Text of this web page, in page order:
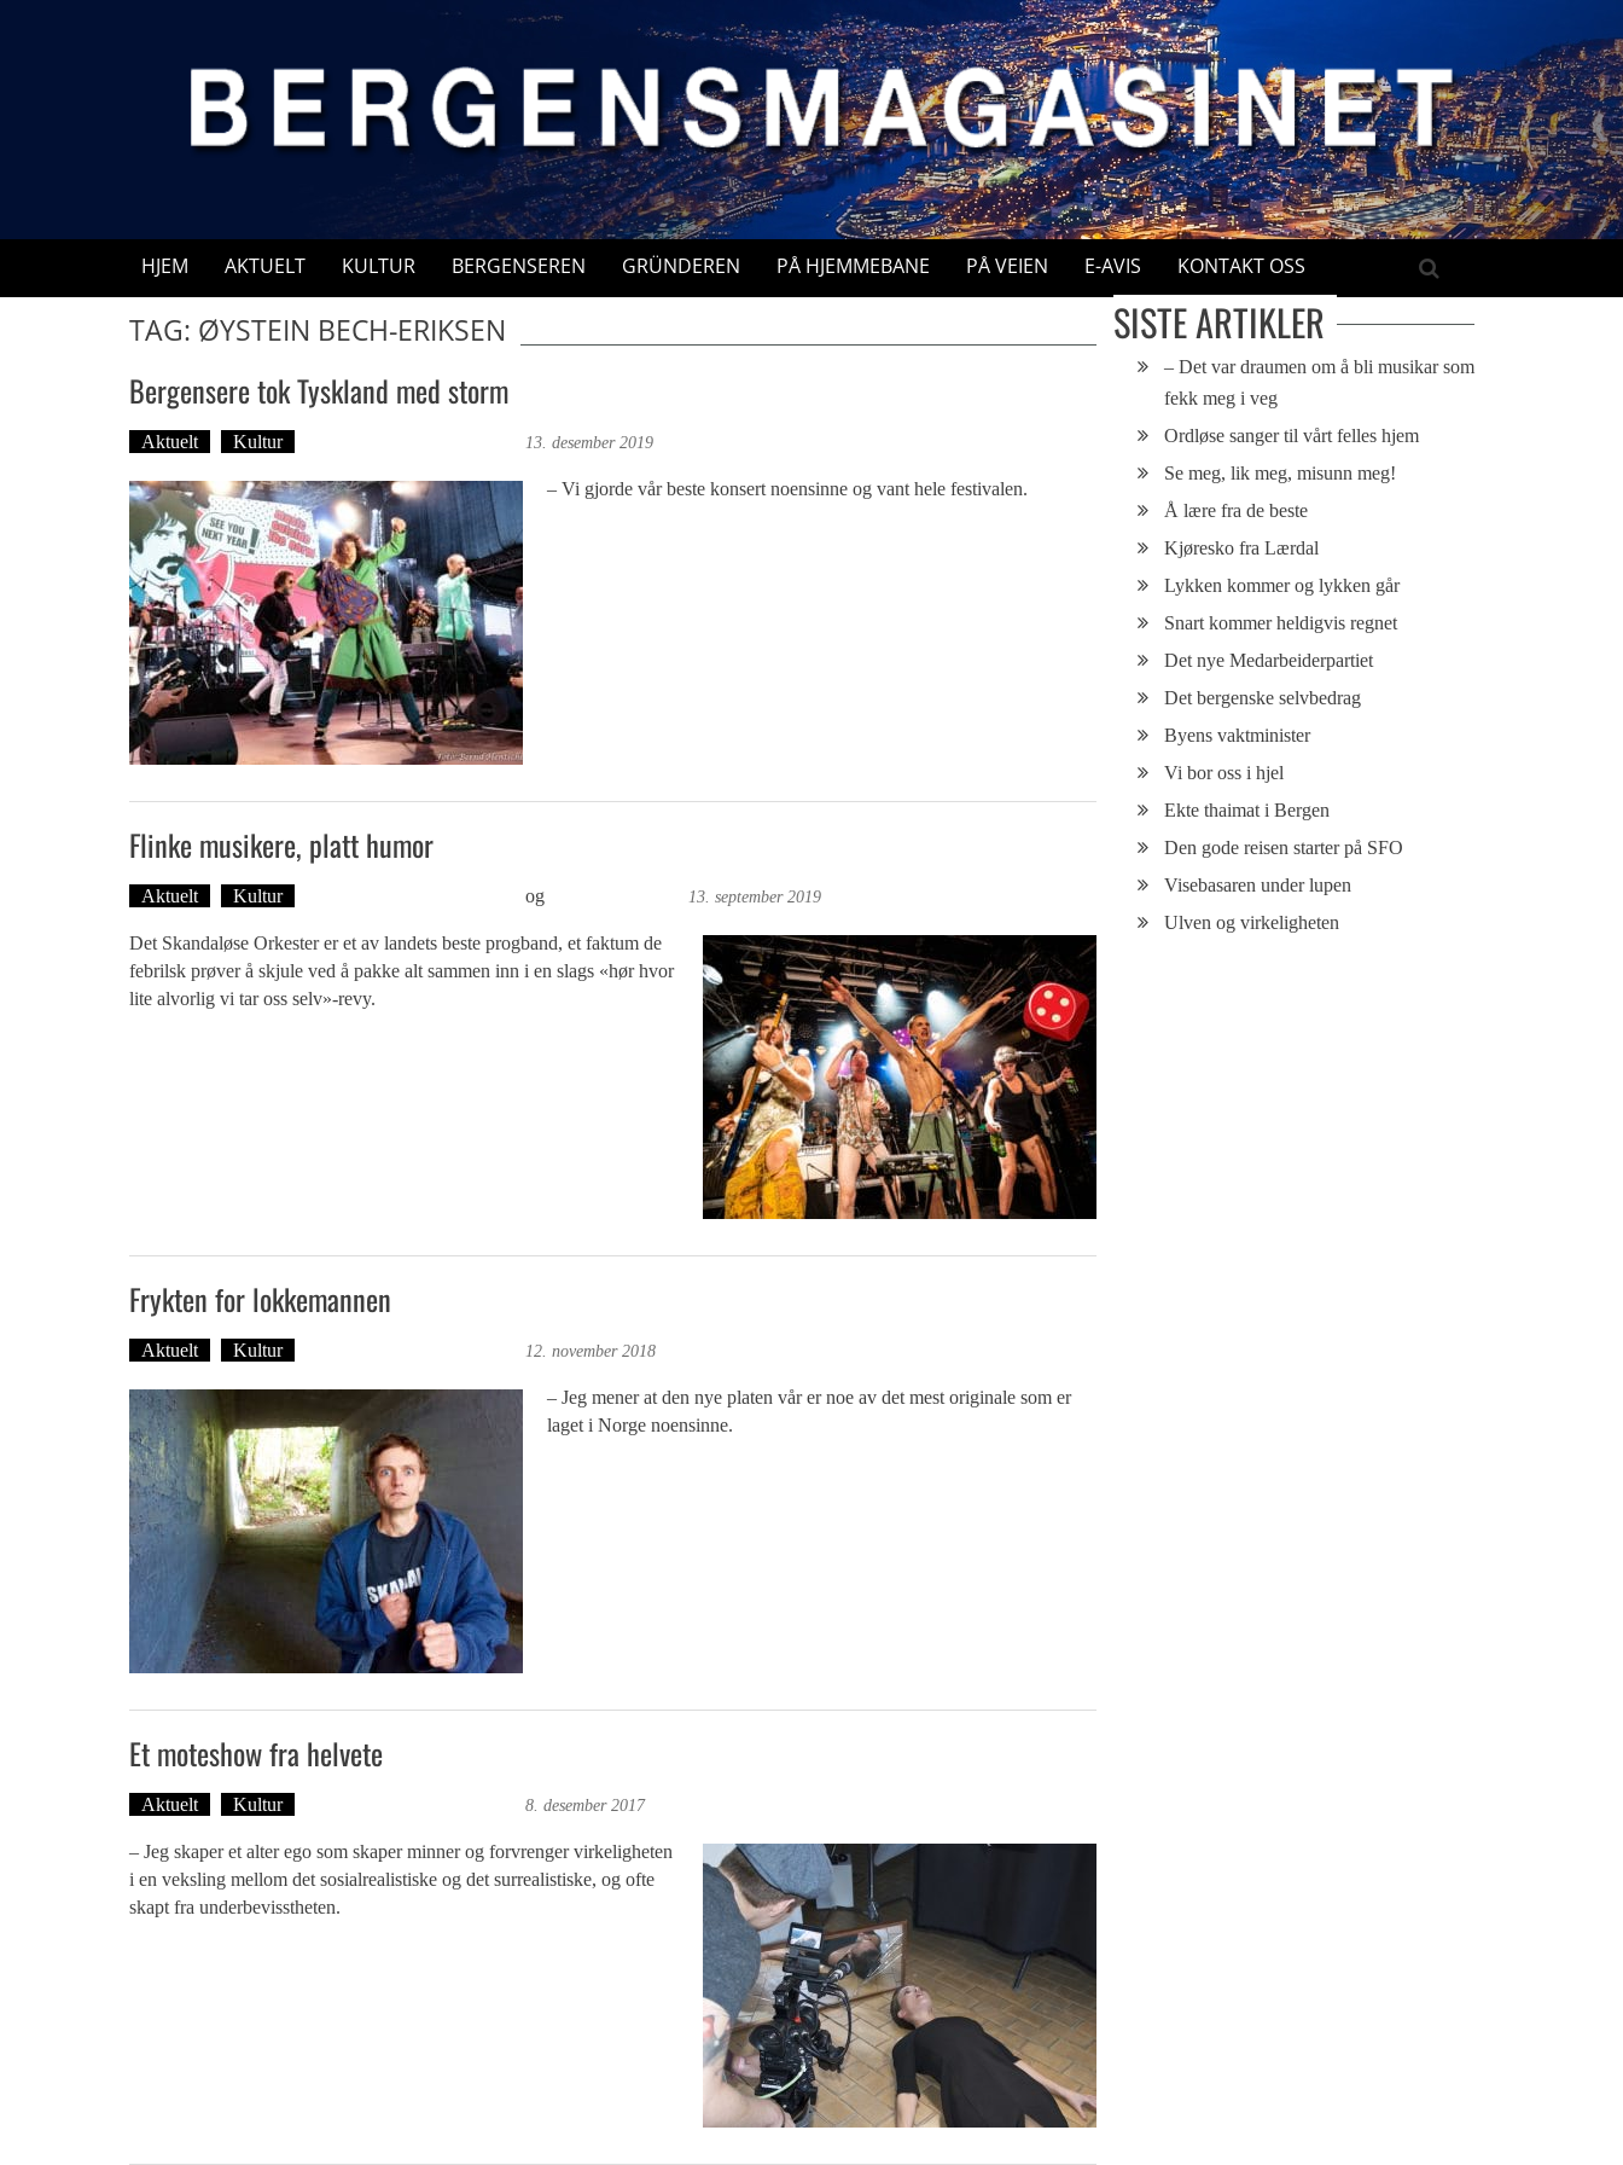
HJEM AKTUELT KULTUR BERGENSEREN GRÜNDEREN PÅ HJEMMEBANE PÅ VEIEN E-AVIS KONTAKT OSS
TAG: ØYSTEIN BECH-ERIKSEN
Bergensere tok Tyskland med storm
Aktuelt Kultur 13. desember 2019
– Vi gjorde vår beste konsert noensinne og vant hele festivalen.
Flinke musikere, platt humor
Aktuelt Kultur og 13. september 2019
Det Skandaløse Orkester er et av landets beste progband, et faktum de
febrilsk prøver å skjule ved å pakke alt sammen inn i en slags «hør hvor
lite alvorlig vi tar oss selv»-revy.
Frykten for lokkemannen
Aktuelt Kultur 12. november 2018
– Jeg mener at den nye platen vår er noe av det mest originale som er
laget i Norge noensinne.
Et moteshow fra helvete
Aktuelt Kultur 8. desember 2017
– Jeg skaper et alter ego som skaper minner og forvrenger virkeligheten
i en veksling mellom det sosialrealistiske og det surrealistiske, og ofte
skapt fra underbevisstheten.
SISTE ARTIKLER
– Det var draumen om å bli musikar som
fekk meg i veg
Ordløse sanger til vårt felles hjem
Se meg, lik meg, misunn meg!
Å lære fra de beste
Kjøresko fra Lærdal
Lykken kommer og lykken går
Snart kommer heldigvis regnet
Det nye Medarbeiderpartiet
Det bergenske selvbedrag
Byens vaktminister
Vi bor oss i hjel
Ekte thaimat i Bergen
Den gode reisen starter på SFO
Visebasaren under lupen
Ulven og virkeligheten